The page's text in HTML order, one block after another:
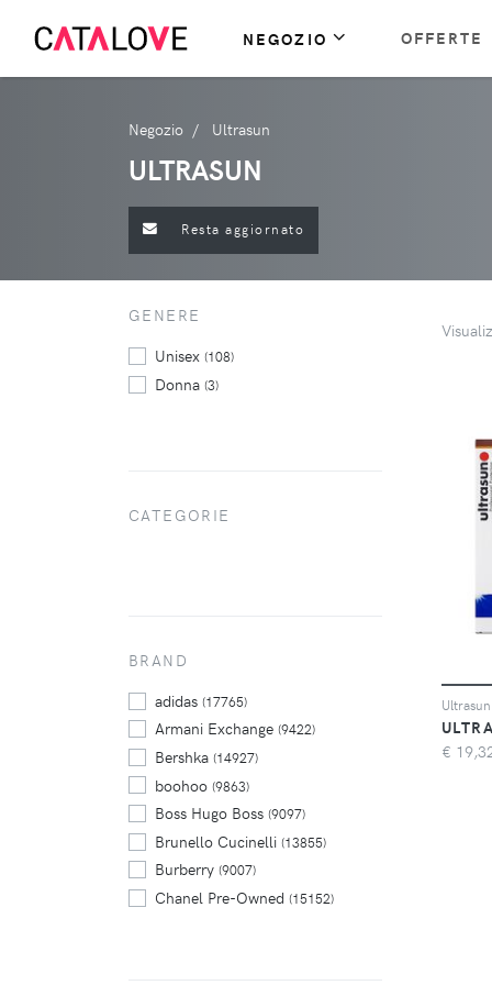
NEGOZIO OFFERTE
Negozio Ultrasun
ULTRASUN
Resta aggiornato
€
GENERE
Unisex (108)
Donna (3)
CATEGORIE
BRAND
adidas (17765)
Armani Exchange (9422)
Bershka (14927)
boohoo (9863)
Boss Hugo Boss (9097)
Brunello Cucinelli (13855)
Burberry (9007)
Chanel Pre-Owned (15152)